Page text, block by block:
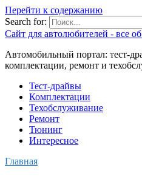
Перейти к содержанию
Search for:
Сайт для автолюбителей - все
Автомобильный портал: тест-
комплектации, ремонт и
Тест-драйвы
Комплектации
Техобслуживание
Ремонт
Тюнинг
Интересное
Главная